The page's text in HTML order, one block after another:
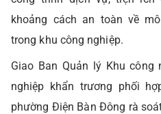
khoảng cách an toàn về
trong khu công nghiệp.
Giao Ban Quản lý Khu công
nghiệp khẩn trương phối
phường Điện Bàn Đông rà